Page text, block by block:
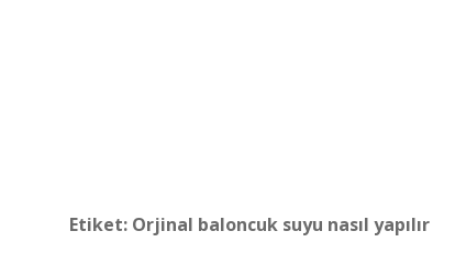
Etiket: Orjinal baloncuk suyu nasıl yapılır